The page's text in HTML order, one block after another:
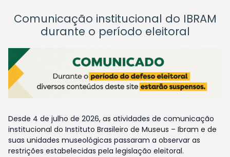
Comunicação institucional do IBRAM
durante o período eleitoral
Desde 4 de julho de 2026, as atividades de comunicação
institucional do Instituto Brasileiro de Museus – Ibram e de
suas unidades museológicas passaram a observar as
restrições estabelecidas pela legislação eleitoral.